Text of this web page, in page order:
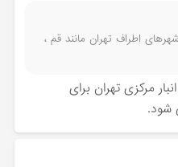
اطراف تهران مانند قم ،
انبار مرکزی تهران برای
شود.